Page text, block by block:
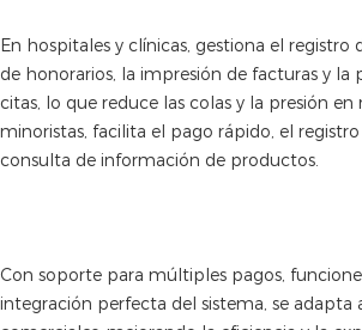
En hospitales y clínicas, gestiona el registro
de honorarios, la impresión de facturas y la
citas, lo que reduce las colas y la presión
minoristas, facilita el pago rápido, el registro
consulta de información de productos.
Con soporte para múltiples pagos,
integración perfecta del sistema, se adapta